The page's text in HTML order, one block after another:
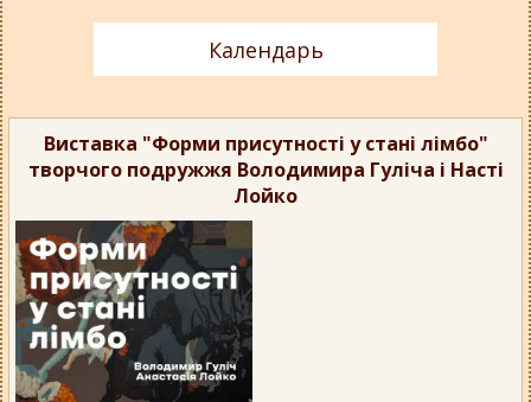
Виставка "Форми присутності у стані лімбо"
творчого подружжя Володимира Гуліча і Насті
Лойко
Календарь